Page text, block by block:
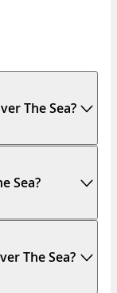
The Sea?
Sea?
The Sea?